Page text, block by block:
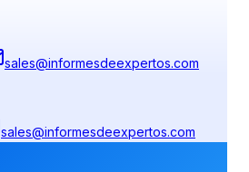
sales@informesdeexpertos.com
sales@informesdeexpertos.com